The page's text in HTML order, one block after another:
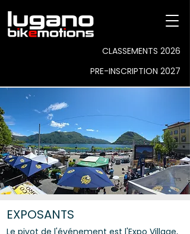
CLASSEMENTS 2026
PRE-INSCRIPTION 2027
EXPOSANTS
Le pivot de l'événement est l'Expo Village,